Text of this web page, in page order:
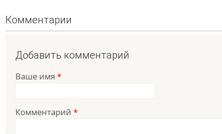
Комментарии
Добавить комментарий
Ваше имя *
Комментарий *